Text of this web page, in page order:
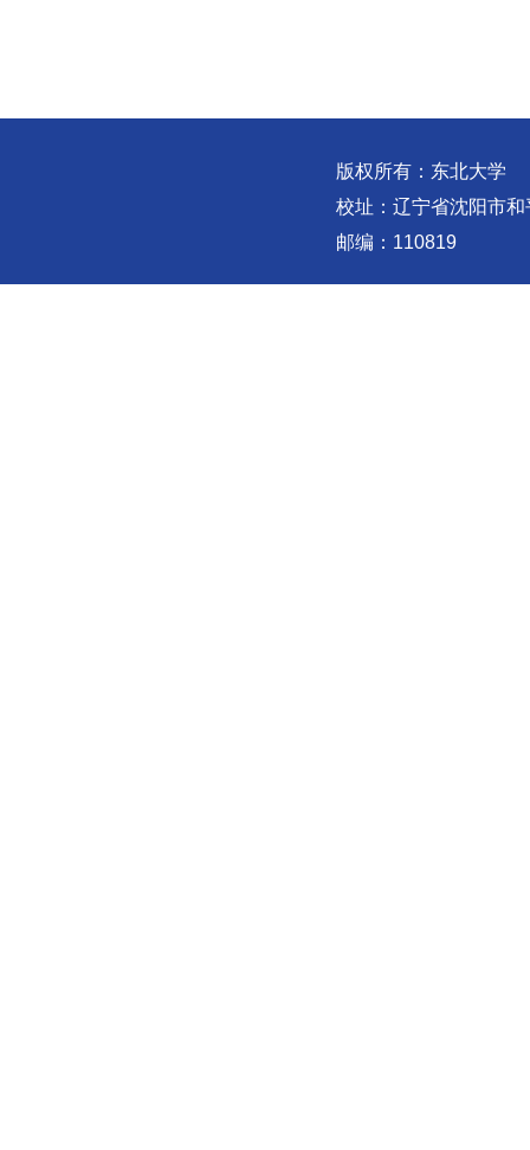
版权所有：东北大学
校址：辽宁省沈阳市
邮编：110819